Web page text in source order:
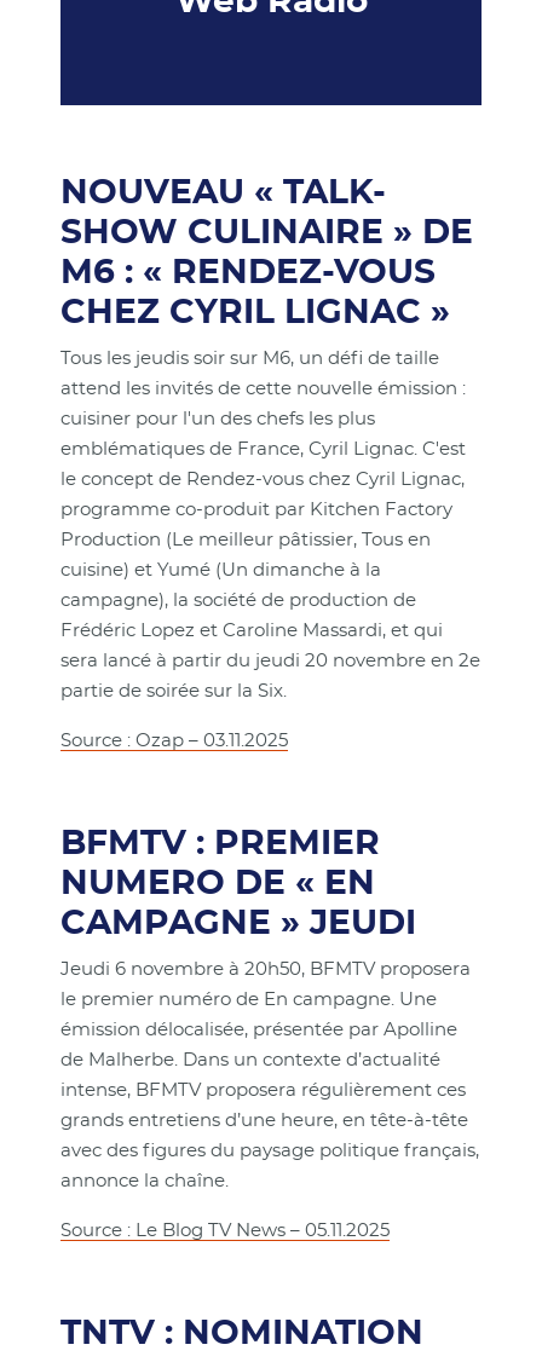
NOUVEAU « TALK-
SHOW CULINAIRE » DE
M6 : « RENDEZ-VOUS
CHEZ CYRIL LIGNAC »
Tous les jeudis soir sur M6, un défi de taille
attend les invités de cette nouvelle émission :
cuisiner pour l'un des chefs les plus
emblématiques de France, Cyril Lignac. C'est
le concept de Rendez-vous chez Cyril Lignac,
programme co-produit par Kitchen Factory
Production (Le meilleur pâtissier, Tous en
cuisine) et Yumé (Un dimanche à la
campagne), la société de production de
Frédéric Lopez et Caroline Massardi, et qui
sera lancé à partir du jeudi 20 novembre en 2e
partie de soirée sur la Six.
Source : Ozap – 03.11.2025
BFMTV : PREMIER
NUMERO DE « EN
CAMPAGNE » JEUDI
Jeudi 6 novembre à 20h50, BFMTV proposera
le premier numéro de En campagne. Une
émission délocalisée, présentée par Apolline
de Malherbe. Dans un contexte d’actualité
intense, BFMTV proposera régulièrement ces
grands entretiens d’une heure, en tête-à-tête
avec des figures du paysage politique français,
annonce la chaîne.
Source : Le Blog TV News – 05.11.2025
TNTV : NOMINATION